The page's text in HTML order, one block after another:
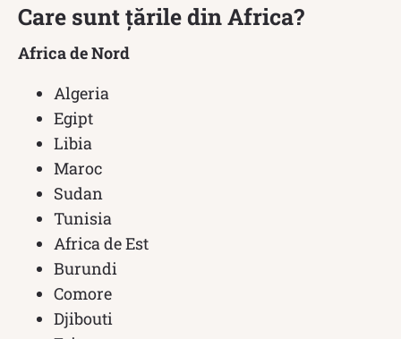
Care sunt țările din Africa?
Africa de Nord
Algeria
Egipt
Libia
Maroc
Sudan
Tunisia
Africa de Est
Burundi
Comore
Djibouti